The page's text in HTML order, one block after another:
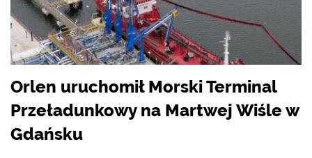
Orlen uruchomił Morski Terminal
Przeładunkowy na Martwej Wiśle w
Gdańsku